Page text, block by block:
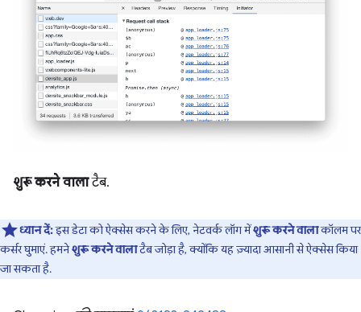
शुरू करने वालाटैब.
ध्यान दें:इस डेटा को ऐक्सेस करने के लिए, नेटवर्क लॉग मेंशुरू करने वालाकॉलम पर
कर्सर घुमाएं. हमनेशुरू करने वालाटैब जोड़ा है, क्योंकि यह ज़्यादा आसानी से ऐक्सेस किया
जा सकता है.